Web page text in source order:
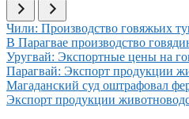
Иллюстрация новости
Чили: Производство говяжьих
Иллюстрация новости
В Парагвае производство
Иллюстрация новости
Уругвай: Экспортные цены на
Иллюстрация новости
Парагвай: Экспорт продукции
Иллюстрация новости
Магаданский суд оштрафовал
Иллюстрация новости
Экспорт продукции